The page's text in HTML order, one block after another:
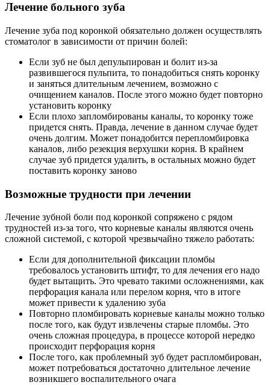
Лечение больного зуба
Лечение зуба под коронкой обязательно должен осуществлять
стоматолог в зависимости от причин болей:
Если зуб не был депульпирован и болит из-за
развившегося пульпита, то понадобиться снять коронку
и заняться длительным лечением, возможно с
очищением каналов. После этого можно будет повторно
установить коронку
Если плохо запломбированы каналы, то коронку тоже
придется снять. Правда, лечение в данном случае будет
очень долгим. Может понадобится перепломбировка
каналов, либо резекция верхушки корня. В крайнем
случае зуб придется удалить, в остальных можно будет
поставить коронку заново
Возможные трудности при лечении
Лечение зубной боли под коронкой сопряжено с рядом
трудностей из-за того, что корневые каналы являются очень
сложной системой, с которой чрезвычайно тяжело работать:
Если для дополнительной фиксации пломбы
требовалось установить штифт, то для лечения его надо
будет вытащить. Это чревато такими осложнениями, как
перфорация канала или перелом корня, что в итоге
может привести к удалению зуба
Повторно пломбировать корневые каналы можно только
после того, как будут извлечены старые пломбы. Это
очень сложная процедура, в процессе которой нередко
происходит перфорация корня
После того, как проблемный зуб будет распломбирован,
может потребоваться достаточно длительное лечение
возникшего воспалительного очага